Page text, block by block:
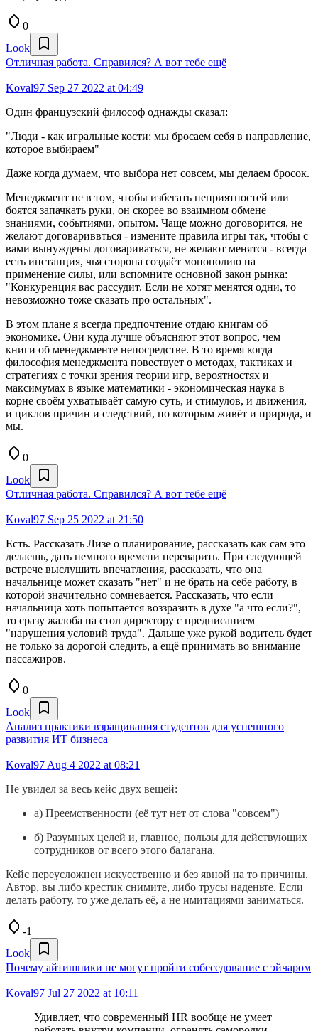
0
Look
Отличная работа. Справился? А вот тебе ещё
Koval97 Sep 27 2022 at 04:49
Один французский философ однажды сказал:
"Люди - как игральные кости: мы бросаем себя в направление,
которое выбираем"
Даже когда думаем, что выбора нет совсем, мы делаем бросок.
Менеджмент не в том, чтобы избегать неприятностей или
боятся запачкать руки, он скорее во взаимном обмене
знаниями, событиями, опытом. Чаще можно договорится, не
желают договариввться - измените правила игры так, чтобы с
вами вынуждены договариваться, не желают менятся - всегда
есть инстанция, чья сторона создаёт монополию на
применение силы, или вспомните основной закон рынка:
"Конкуренция вас рассудит. Если не хотят менятся одни, то
невозможно тоже сказать про остальных".
В этом плане я всегда предпочтение отдаю книгам об
экономике. Они куда лучше объясняют этот вопрос, чем
книги об менеджменте непосредстве. В то время когда
философия менеджмента повествует о методах, тактиках и
стратегиях с точки зрения теории игр, вероятностях и
максимумах в языке математики - экономическая наука в
корне своём ухватываёт самую суть, и стимулов, и движения,
и циклов причин и следствий, по которым живёт и природа, и
мы.
0
Look
Отличная работа. Справился? А вот тебе ещё
Koval97 Sep 25 2022 at 21:50
Есть. Рассказать Лизе о планирование, рассказать как сам это
делаешь, дать немного времени переварить. При следующей
встрече выслушить впечатления, рассказать, что она
начальнице может сказать "нет" и не брать на себе работу, в
которой значительно сомневается. Рассказать, что если
начальница хоть попытается воззразить в духе "а что если?",
то сразу жалоба на стол директору с предписанием
"нарушения условий труда". Дальше уже рукой водитель будет
не только за дорогой следить, а ещё принимать во внимание
пассажиров.
0
Look
Анализ практики взращивания студентов для успешного
развития ИТ бизнеса
Koval97 Aug 4 2022 at 08:21
Не увидел за весь кейс двух вещей:
а) Преемственности (её тут нет от слова "совсем")
б) Разумных целей и, главное, пользы для действующих
сотрудников от всего этого балагана.
Кейс переусложнен искусственно и без явной на то причины.
Автор, вы либо крестик снимите, либо трусы наденьте. Если
делать работу, то уже делать её, а не имитациями заниматься.
-1
Look
Почему айтишники не могут пройти собеседование с эйчаром
Koval97 Jul 27 2022 at 10:11
Удивляет, что современный HR вообще не умеет